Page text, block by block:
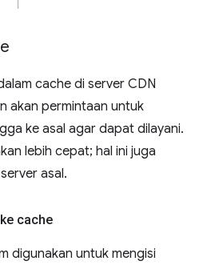
cache di server CDN
akan permintaan untuk
ke asal agar dapat dilayani.
lebih cepat; hal ini juga
asal.
cache
digunakan untuk mengisi